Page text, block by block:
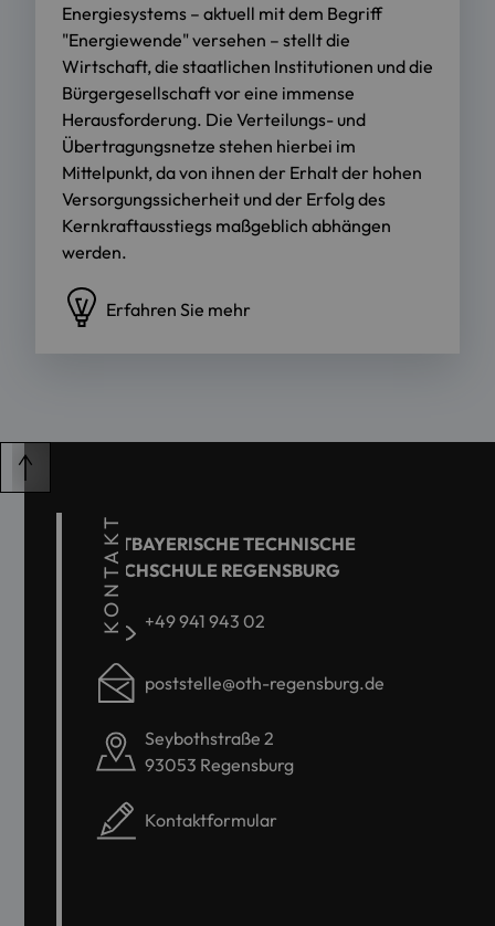
Energiesystems – aktuell mit dem Begriff
"Energiewende" versehen – stellt die
Wirtschaft, die staatlichen Institutionen und die
Bürgergesellschaft vor eine immense
Herausforderung. Die Verteilungs- und
Übertragungsnetze stehen hierbei im
Mittelpunkt, da von ihnen der Erhalt der hohen
Versorgungssicherheit und der Erfolg des
Kernkraftausstiegs maßgeblich abhängen
werden.
Erfahren Sie mehr
KONTAKT
OSTBAYERISCHE TECHNISCHE
HOCHSCHULE REGENSBURG
+49 941 943 02
poststelle@oth-regensburg.de
Seybothstraße 2
93053 Regensburg
Kontaktformular